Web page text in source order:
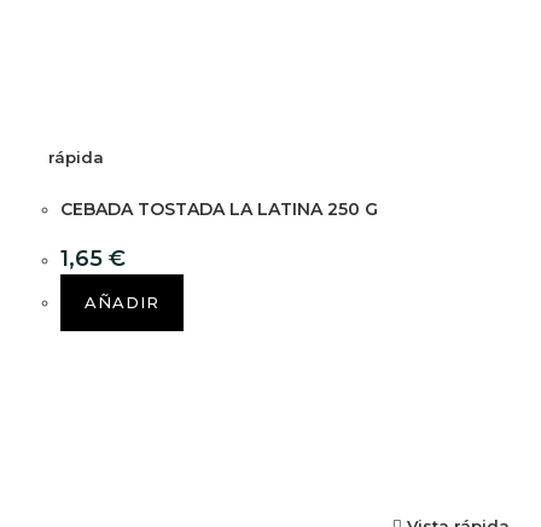
rápida
CEBADA TOSTADA LA LATINA 250 G
1,65 €
AÑADIR